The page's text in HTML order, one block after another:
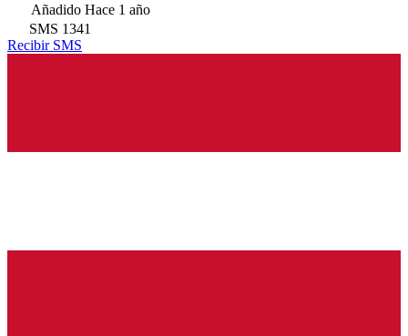
Añadido Hace 1 año
SMS 1341
Recibir SMS